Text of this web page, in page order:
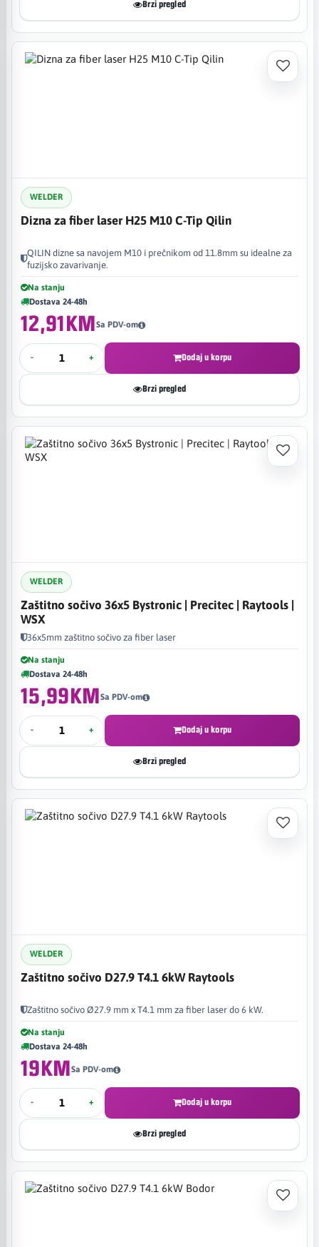
Brzi pregled
WELDER
Dizna za fiber laser H25 M10 C-Tip Qilin
QILIN dizne sa navojem M10 i prečnikom od 11.8mm su idealne za
fuzijsko zavarivanje.
Na stanju
Dostava 24-48h
12,91KMSa PDV-om
- + Dodaj u korpu
Brzi pregled
WELDER
Zaštitno sočivo 36x5 Bystronic | Precitec | Raytools |
WSX
36x5mm zaštitno sočivo za fiber laser
Na stanju
Dostava 24-48h
15,99KMSa PDV-om
- + Dodaj u korpu
Brzi pregled
WELDER
Zaštitno sočivo D27.9 T4.1 6kW Raytools
Zaštitno sočivo Ø27.9 mm x T4.1 mm za fiber laser do 6 kW.
Na stanju
Dostava 24-48h
19KMSa PDV-om
- + Dodaj u korpu
Brzi pregled